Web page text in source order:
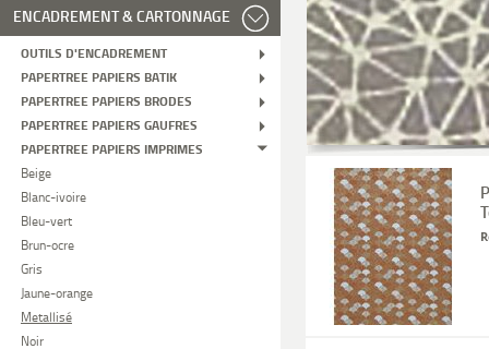
ENCADREMENT & CARTONNAGE
OUTILS D'ENCADREMENT
PAPERTREE PAPIERS BATIK
PAPERTREE PAPIERS BRODES
PAPERTREE PAPIERS GAUFRES
PAPERTREE PAPIERS IMPRIMES
Beige
Blanc-ivoire
Bleu-vert
Brun-ocre
Gris
Jaune-orange
Metallisé
Noir